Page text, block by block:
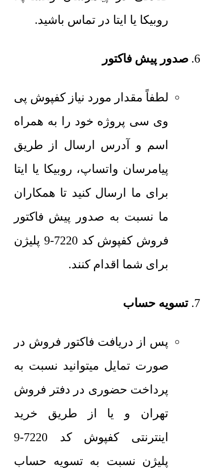
روبیکا یا ایتا در تماس باشید.
صدور پیش فاکتور
لطفاً مقدار مورد نیاز کفپوش پی
وی سی پروژه خود را به همراه
اسم و آدرس ارسال از طریق
پیامرسان واتساپ، روبیکا یا ایتا
برای ما ارسال کنید تا همکاران
ما نسبت به صدور پیش فاکتور
فروش کفپوش کد 7220-9 پلیژن
برای شما اقدام کنند.
تسویه حساب
پس از دریافت فاکتور فروش در
صورت تمایل میتوانید نسبت به
پرداخت حضوری در دفتر فروش
تهران و یا از طریق خرید
اینترنتی کفپوش کد 7220-9
پلیژن نسبت به تسویه حساب